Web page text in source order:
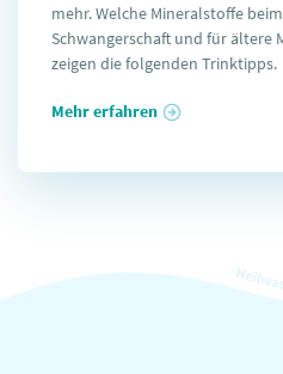
mehr. Welche Mineralstoffe
Schwangerschaft und für ältere
zeigen die folgenden Trinktipps.
Mehr erfahren